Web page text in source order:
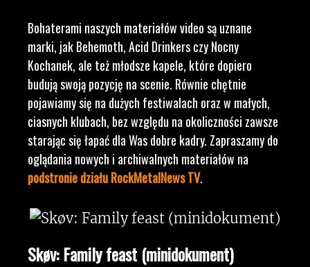
Bohaterami naszych materiałów video są uznane
marki, jak Behemoth, Acid Drinkers czy Nocny
Kochanek, ale też młodsze kapele, które dopiero
budują swoją pozycję na scenie. Równie chętnie
pojawiamy się na dużych festiwalach oraz w małych,
ciasnych klubach, bez względu na okoliczności zawsze
starając się łapać dla Was dobre kadry. Zapraszamy do
oglądania nowych i archiwalnych materiałów na
podstronie działu RockMetalNews TV.
Skøv: Family feast (minidokument)